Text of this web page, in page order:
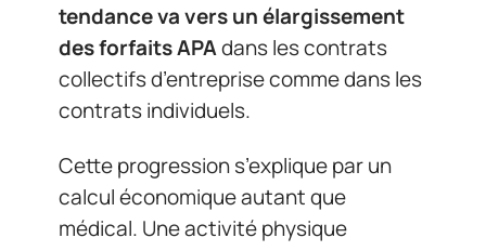
tendance va vers un élargissement
des forfaits APAdans les contrats
collectifs d’entreprise comme dans les
contrats individuels.
Cette progression s’explique par un
calcul économique autant que
médical. Une activité physique